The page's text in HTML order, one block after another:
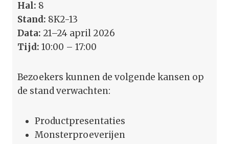
Hal: 8
Stand: 8K2-13
Data: 21–24 april 2026
Tijd: 10:00 – 17:00
Bezoekers kunnen de volgende kansen op
de stand verwachten:
Productpresentaties
Monsterproeverijen